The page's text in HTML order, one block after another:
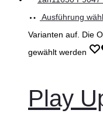
Ausführung
Varianten auf. Die
gewählt werden
Play